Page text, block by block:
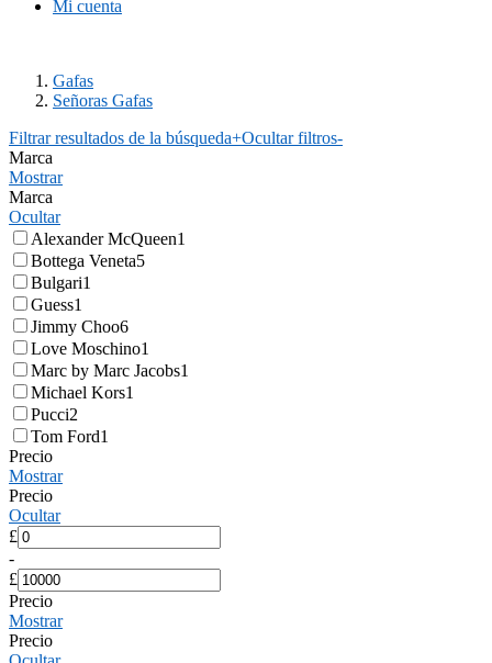
Mi cuenta
Gafas
Señoras Gafas
Filtrar resultados de la búsqueda+Ocultar filtros-
Marca
Mostrar
Marca
Ocultar
Alexander McQueen1
Bottega Veneta5
Bulgari1
Guess1
Jimmy Choo6
Love Moschino1
Marc by Marc Jacobs1
Michael Kors1
Pucci2
Tom Ford1
Precio
Mostrar
Precio
Ocultar
£
-
£
Precio
Mostrar
Precio